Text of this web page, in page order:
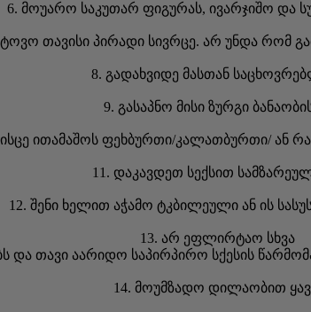
6. მოუარო საკუთარ ფიგურას, ივარჯიშო და
თავისი პირადი სივრცე. არ უნდა რომ
8. გადახვიდე მასთან
9. გასაპნო მისი ზურგი
ითამაშოს ფეხბურთი/კალათბურთი/ ან
11. დაკავდეთ სექსით
12. შენი ხელით აჭამო ტკბილეული ან ის
13. არ ეფლირტაო სხვა
და თავი აარიდო საპირპირო სქესის
14. მოუმზადო დილაობით